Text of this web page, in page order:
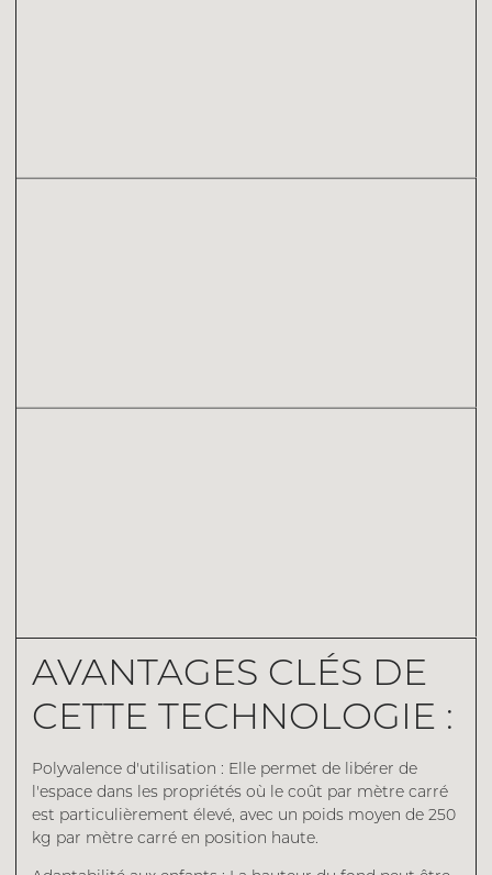
AVANTAGES CLÉS DE
CETTE TECHNOLOGIE :
Polyvalence d'utilisation : Elle permet de libérer de
l'espace dans les propriétés où le coût par mètre carré
est particulièrement élevé, avec un poids moyen de 250
kg par mètre carré en position haute.